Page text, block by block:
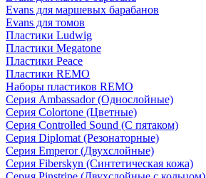
Evans для маршевых барабанов
Evans для томов
Пластики Ludwig
Пластики Megatone
Пластики Peace
Пластики REMO
Наборы пластиков REMO
Серия Ambassador (Однослойные)
Серия Colortone (Цветные)
Серия Controlled Sound (С пятаком)
Серия Diplomat (Резонаторные)
Серия Emperor (Двухслойные)
Серия Fiberskyn (Синтетическая кожа)